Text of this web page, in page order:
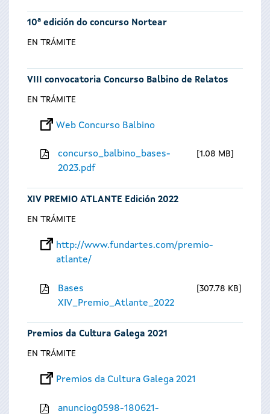
10ª edición do concurso Nortear
EN TRÁMITE
VIII convocatoria Concurso Balbino de Relatos
EN TRÁMITE
Web Concurso Balbino
concurso_balbino_bases-
2023.pdf
1.08 MB
XIV PREMIO ATLANTE Edición 2022
EN TRÁMITE
http://www.fundartes.com/premio-
atlante/
Bases
XIV_Premio_Atlante_2022
307.78 KB
Premios da Cultura Galega 2021
EN TRÁMITE
Premios da Cultura Galega 2021
anunciog0598-180621-